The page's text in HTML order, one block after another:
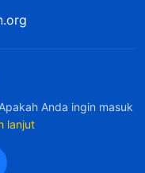
atau
pun
Tuhan ingin kita
tunduk pada
Anda ingin masuk
lanjut